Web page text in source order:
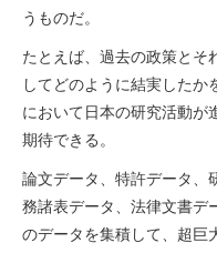
うものだ。
たとえば、過去の政策とそ
してどのように結実した
において日本の研究活動が
期待できる。
論文データ、特許データ、
務諸表データ、法律文書デ
のデータを集積して、超巨